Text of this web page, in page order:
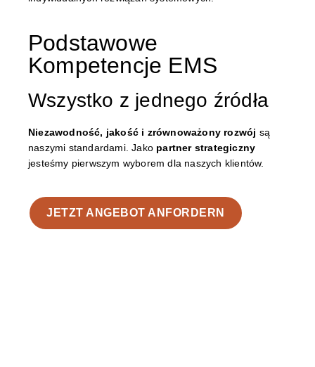
Podstawowe
Kompetencje EMS
Wszystko z jednego źródła
Niezawodność, jakość i zrównoważony rozwój są
naszymi standardami.Jako partner strategiczny
jesteśmy pierwszym wyborem dla naszych klientów.
JETZT ANGEBOT ANFORDERN